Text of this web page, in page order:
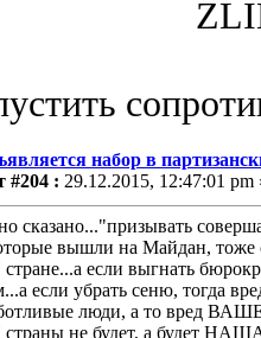
526
набор в
#204 : 29.12.2015, 12:47:01 pm
сказано..."призывать
вышли на Майдан, тоже
если выгнать
если убрать сеню, тогда
люди, а то вред
не будет, а будет